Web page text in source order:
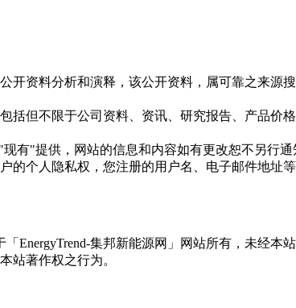
开资料分析和演释，该公开资料，属可靠之来
括但不限于公司资料、资讯、研究报告、产品
有"提供，网站的信息和内容如有更改恕不另行通
的个人隐私权，您注册的用户名、电子邮件地
「EnergyTrend-集邦新能源网」网站所有，未经
站著作权之行为。